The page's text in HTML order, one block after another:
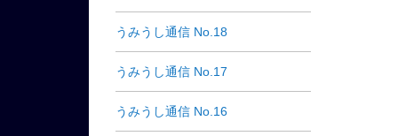
うみうし通信 No.18
うみうし通信 No.17
うみうし通信 No.16